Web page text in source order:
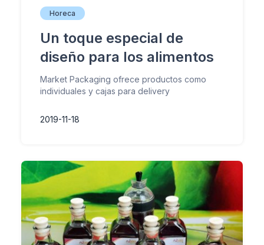
Horeca
Un toque especial de
diseño para los alimentos
Market Packaging ofrece productos como
individuales y cajas para delivery
2019-11-18